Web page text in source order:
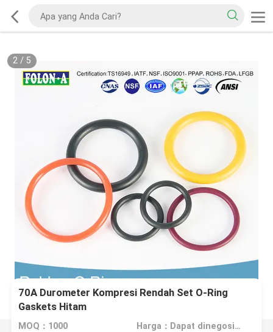
2/ 5
70A Durometer Kompresi Rendah Set O-Ring
Gaskets Hitam
MOQ：1000 Harga：Dapat dinegosiasikan